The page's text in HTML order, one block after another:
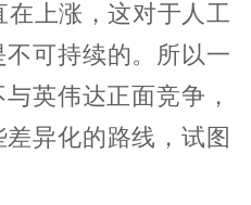
在上涨，这对于人工
可持续的。所以一
英伟达正面竞争，
异化的路线，试图